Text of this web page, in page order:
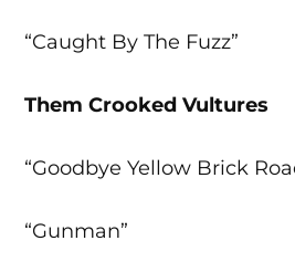
“Caught By The Fuzz”
Them Crooked Vultures
“Goodbye Yellow Brick
“Gunman”